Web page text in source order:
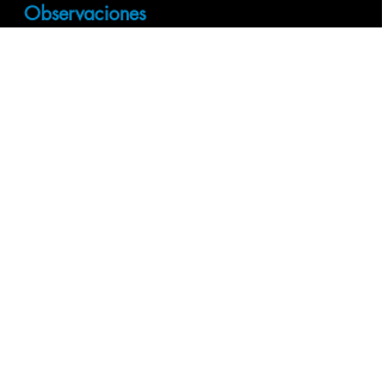
Observaciones